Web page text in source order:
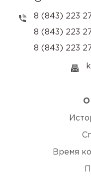
О
Время
8 (843) 223
8 (843) 223
8 (843) 223